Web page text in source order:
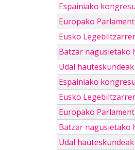
Espainiako
Europako
Eusko
Batzar nagusietako
Udal
Espainiako
Eusko
Europako
Batzar nagusietako
Udal hauteskundeak